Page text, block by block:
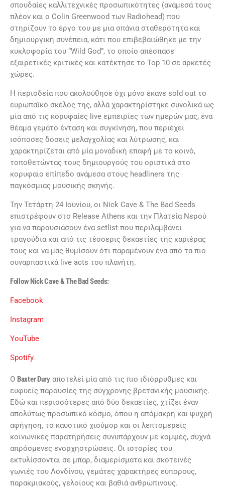
σπουδαίες καλλιτεχνικές προσωπικότητες (ανάμεσά τους
πλέον και ο Colin Greenwood των Radiohead) που
στηρίζουν το έργο του με μια σπάνια σταθερότητα και
δημιουργική συνέπεια, κάτι που επιβεβαιώθηκε με την
κυκλοφορία του “Wild God”, το οποίο απέσπασε
εξαιρετικές κριτικές και κατέκτησε το Top 10 σε αρκετές
χώρες.
Η περιοδεία που ακολούθησε όχι μόνο έκανε sold out το
ευρωπαϊκό σκέλος της, αλλά χαρακτηρίστηκε συνολικά ως
μία από τις κορυφαίες live εμπειρίες των ημερών μας, ένα
θέαμα γεμάτο ένταση και συγκίνηση, που περιέχει
ισόποσες δόσεις μελαγχολίας και λύτρωσης, και
χαρακτηρίζεται από μία μοναδική επαφή με το κοινό,
τοποθετώντας τους δημιουργούς του οριστικά στο
κορυφαίο επίπεδο ανάμεσα στους headliners της
παγκόσμιας μουσικής σκηνής.
Την Τετάρτη 24 Ιουνίου, οι Nick Cave & The Bad Seeds
επιστρέφουν στο Release Athens και την Πλατεία Νερού
για να παρουσιάσουν ένα setlist που περιλαμβάνει
τραγούδια και από τις τέσσερις δεκαετίες της καριέρας
τους και να μας θυμίσουν ότι παραμένουν ένα από τα πιο
συναρπαστικά live acts του πλανήτη.
Follow Nick Cave & The Bad Seeds:
Facebook
Instagram
YouTube
Spotify
Ο Baxter Duryαποτελεί μία από τις πιο ιδιόρρυθμες και
ευφυείς παρουσίες της σύγχρονης βρετανικής μουσικής.
Εδώ και περισσότερες από δύο δεκαετίες, χτίζει έναν
απολύτως προσωπικό κόσμο, όπου η απόμακρη και ψυχρή
αφήγηση, το καυστικό χιούμορ και οι λεπτομερείς
κοινωνικές παρατηρήσεις συνυπάρχουν με κομψές, συχνά
απρόσμενες ενορχηστρώσεις. Οι ιστορίες του
εκτυλίσσονται σε μπαρ, διαμερίσματα και σκοτεινές
γωνιές του Λονδίνου, γεμάτες χαρακτήρες εύπορους,
παρακμιακούς, γελοίους και βαθιά ανθρώπινους.